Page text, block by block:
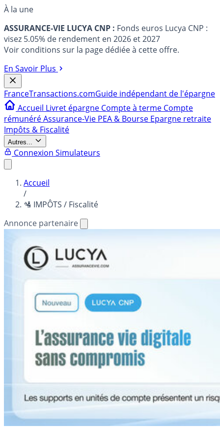
À la une
ASSURANCE-VIE LUCYA CNP : Fonds euros Lucya CNP :
visez 5.05% de rendement en 2026 et 2027
Voir conditions sur la page dédiée à cette offre.
En Savoir Plus
FranceTransactions.comGuide indépendant de l'épargne
Accueil Livret épargne Compte à terme Compte
rémunéréAssurance-Vie PEA & Bourse Epargne retraite
Impôts & Fiscalité
Autres...
Connexion Simulateurs
Accueil
/
🛂 IMPÔTS / Fiscalité
Annonce partenaire